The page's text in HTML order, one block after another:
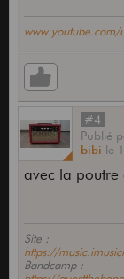
www.youtube.com/
#4
Publié
bibi le
avec la
Site :
https://
Bandcamp :